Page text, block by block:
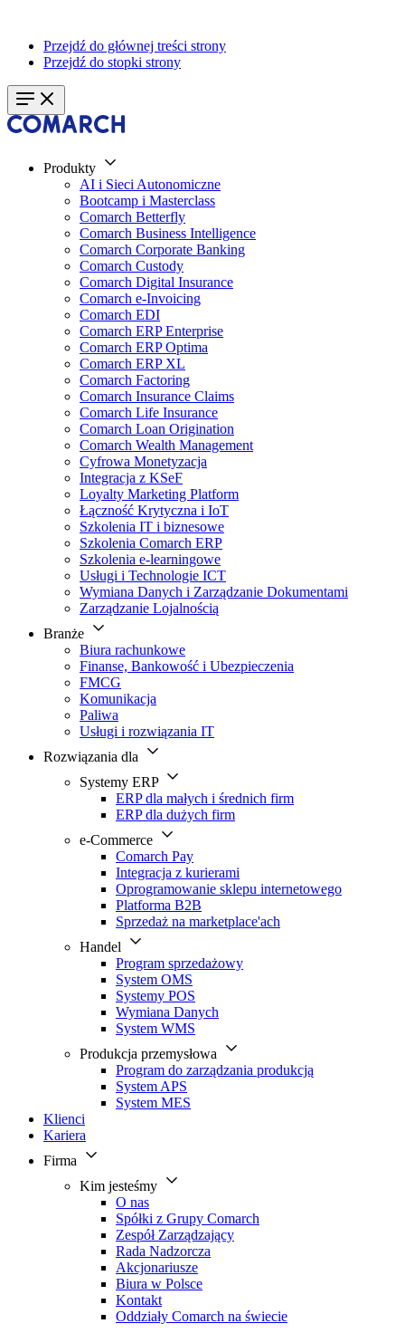
Przejdź do głównej treści strony
Przejdź do stopki strony
Produkty
AI i Sieci Autonomiczne
Bootcamp i Masterclass
Comarch Betterfly
Comarch Business Intelligence
Comarch Corporate Banking
Comarch Custody
Comarch Digital Insurance
Comarch e-Invoicing
Comarch EDI
Comarch ERP Enterprise
Comarch ERP Optima
Comarch ERP XL
Comarch Factoring
Comarch Insurance Claims
Comarch Life Insurance
Comarch Loan Origination
Comarch Wealth Management
Cyfrowa Monetyzacja
Integracja z KSeF
Loyalty Marketing Platform
Łączność Krytyczna i IoT
Szkolenia IT i biznesowe
Szkolenia Comarch ERP
Szkolenia e-learningowe
Usługi i Technologie ICT
Wymiana Danych i Zarządzanie Dokumentami
Zarządzanie Lojalnością
Branże
Biura rachunkowe
Finanse, Bankowość i Ubezpieczenia
FMCG
Komunikacja
Paliwa
Usługi i rozwiązania IT
Rozwiązania dla
Systemy ERP
ERP dla małych i średnich firm
ERP dla dużych firm
e-Commerce
Comarch Pay
Integracja z kurierami
Oprogramowanie sklepu internetowego
Platforma B2B
Sprzedaż na marketplace'ach
Handel
Program sprzedażowy
System OMS
Systemy POS
Wymiana Danych
System WMS
Produkcja przemysłowa
Program do zarządzania produkcją
System APS
System MES
Klienci
Kariera
Firma
Kim jesteśmy
O nas
Spółki z Grupy Comarch
Zespół Zarządzający
Rada Nadzorcza
Akcjonariusze
Biura w Polsce
Kontakt
Oddziały Comarch na świecie